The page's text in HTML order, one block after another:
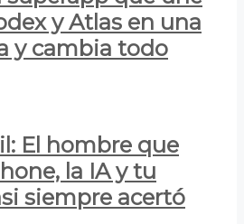
y Atlas en una
y cambia todo
El hombre que
la IA y tu
siempre acertó